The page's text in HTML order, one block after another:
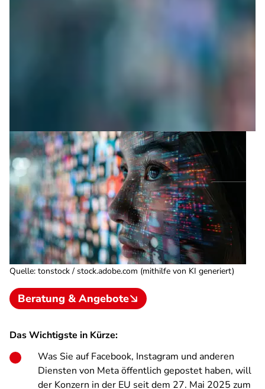
Quelle: tonstock / stock.adobe.com (mithilfe von KI generiert)
Beratung & Angebote
Das Wichtigste in Kürze:
Was Sie auf Facebook, Instagram und anderen
Diensten von Meta öffentlich gepostet haben, will
der Konzern in der EU seit dem 27. Mai 2025 zum